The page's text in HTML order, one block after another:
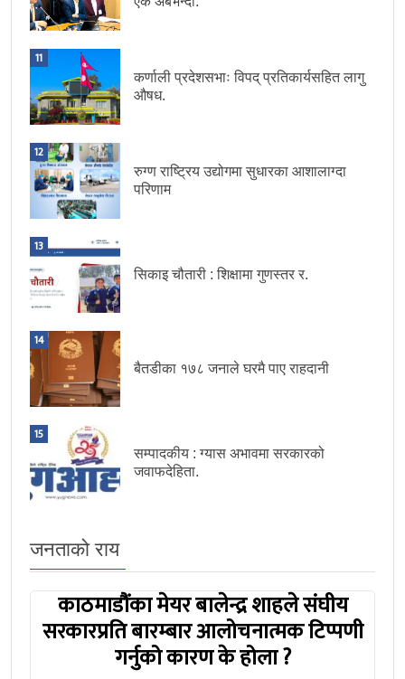
11
कर्णाली प्रदेशसभाः विपद् प्रतिकार्यसहित लागु
औषध.
12
रुग्ण राष्ट्रिय उद्योगमा सुधारका आशालाग्दा
परिणाम
13
सिकाइ चौतारी : शिक्षामा गुणस्तर र.
14
बैतडीका १७८ जनाले घरमै पाए राहदानी
15
सम्पादकीय : ग्यास अभावमा सरकारको
जवाफदेहिता.
जनताको राय
काठमाडौंका मेयर बालेन्द्र शाहले संघीय
सरकारप्रति बारम्बार आलोचनात्मक टिप्पणी
गर्नुको कारण के होला ?